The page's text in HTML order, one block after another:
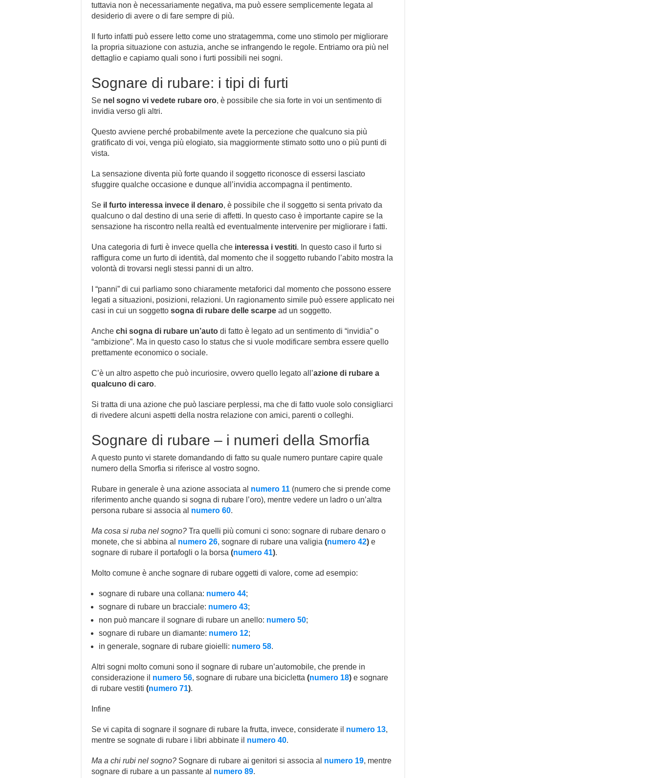
tuttavia non è necessariamente negativa, ma può essere semplicemente legata al
desiderio di avere o di fare sempre di più.
Il furto infatti può essere letto come uno stratagemma, come uno stimolo per migliorare
la propria situazione con astuzia, anche se infrangendo le regole. Entriamo ora più nel
dettaglio e capiamo quali sono i furti possibili nei sogni.
Sognare di rubare: i tipi di furti
Se nel sogno vi vedete rubare oro, è possibile che sia forte in voi un sentimento di
invidia verso gli altri.
Questo avviene perché probabilmente avete la percezione che qualcuno sia più
gratificato di voi, venga più elogiato, sia maggiormente stimato sotto uno o più punti di
vista.
La sensazione diventa più forte quando il soggetto riconosce di essersi lasciato
sfuggire qualche occasione e dunque all’invidia accompagna il pentimento.
Se il furto interessa invece il denaro, è possibile che il soggetto si senta privato da
qualcuno o dal destino di una serie di affetti. In questo caso è importante capire se la
sensazione ha riscontro nella realtà ed eventualmente intervenire per migliorare i fatti.
Una categoria di furti è invece quella che interessa i vestiti. In questo caso il furto si
raffigura come un furto di identità, dal momento che il soggetto rubando l’abito mostra la
volontà di trovarsi negli stessi panni di un altro.
I “panni” di cui parliamo sono chiaramente metaforici dal momento che possono essere
legati a situazioni, posizioni, relazioni. Un ragionamento simile può essere applicato nei
casi in cui un soggetto sogna di rubare delle scarpe ad un soggetto.
Anche chi sogna di rubare un’auto di fatto è legato ad un sentimento di “invidia” o
“ambizione”. Ma in questo caso lo status che si vuole modificare sembra essere quello
prettamente economico o sociale.
C’è un altro aspetto che può incuriosire, ovvero quello legato all’azione di rubare a
qualcuno di caro.
Si tratta di una azione che può lasciare perplessi, ma che di fatto vuole solo consigliarci
di rivedere alcuni aspetti della nostra relazione con amici, parenti o colleghi.
Sognare di rubare – i numeri della Smorfia
A questo punto vi starete domandando di fatto su quale numero puntare capire quale
numero della Smorfia si riferisce al vostro sogno.
Rubare in generale è una azione associata al numero 11 (numero che si prende come
riferimento anche quando si sogna di rubare l’oro), mentre vedere un ladro o un’altra
persona rubare si associa al numero 60.
Ma cosa si ruba nel sogno? Tra quelli più comuni ci sono: sognare di rubare denaro o
monete, che si abbina al numero 26, sognare di rubare una valigia (numero 42) e
sognare di rubare il portafogli o la borsa (numero 41).
Molto comune è anche sognare di rubare oggetti di valore, come ad esempio:
sognare di rubare una collana: numero 44;
sognare di rubare un bracciale: numero 43;
non può mancare il sognare di rubare un anello: numero 50;
sognare di rubare un diamante: numero 12;
in generale, sognare di rubare gioielli: numero 58.
Altri sogni molto comuni sono il sognare di rubare un’automobile, che prende in
considerazione il numero 56, sognare di rubare una bicicletta (numero 18) e sognare
di rubare vestiti (numero 71).
Infine
Se vi capita di sognare il sognare di rubare la frutta, invece, considerate il numero 13,
mentre se sognate di rubare i libri abbinate il numero 40.
Ma a chi rubi nel sogno? Sognare di rubare ai genitori si associa al numero 19, mentre
sognare di rubare a un passante al numero 89.